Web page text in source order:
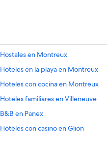
Hostales en Montreux
Hoteles en la playa en Montreux
Hoteles con cocina en Montreux
Hoteles familiares en Villeneuve
B&B en Panex
Hoteles con casino en Glion